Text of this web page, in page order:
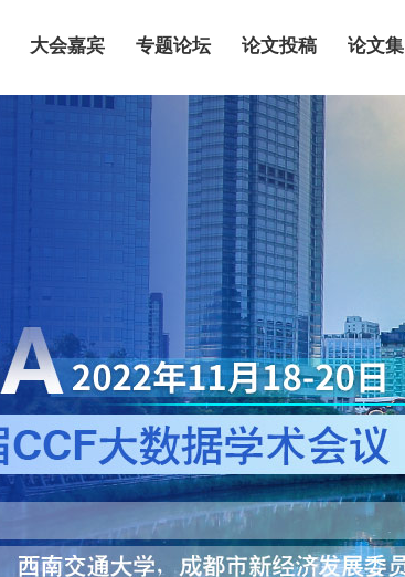
大会嘉宾 专题论坛 论文投稿 论文集